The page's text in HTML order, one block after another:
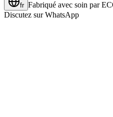
fr Fabriqué avec soin par
Discutez sur WhatsApp